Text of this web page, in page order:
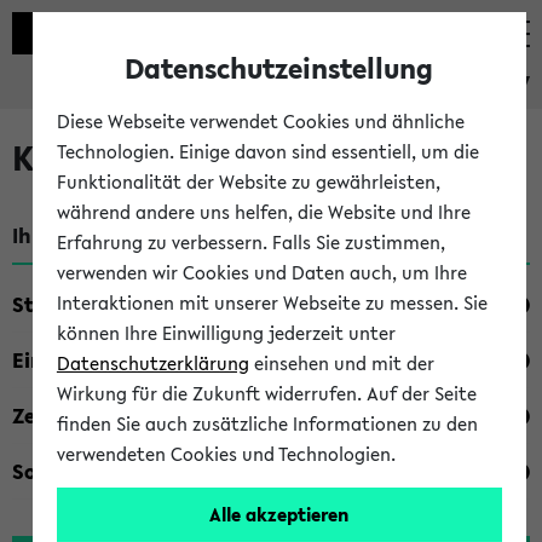
eKVV
Kombisuche im eKVV
Ihre Suchkriterien:
Studienfach
Einrichtung
Zeiten
Sonstiges
Datenschutzeinstellung
Diese Webseite verwendet Cookies und ähnliche
Technologien. Einige davon sind essentiell, um die
Funktionalität der Website zu gewährleisten,
während andere uns helfen, die Website und Ihre
Erfahrung zu verbessern. Falls Sie zustimmen,
verwenden wir Cookies und Daten auch, um Ihre
Interaktionen mit unserer Webseite zu messen. Sie
können Ihre Einwilligung jederzeit unter
Datenschutzerklärung einsehen und mit der
Wirkung für die Zukunft widerrufen. Auf der Seite
finden Sie auch zusätzliche Informationen zu den
verwendeten Cookies und Technologien.
Alle akzeptieren